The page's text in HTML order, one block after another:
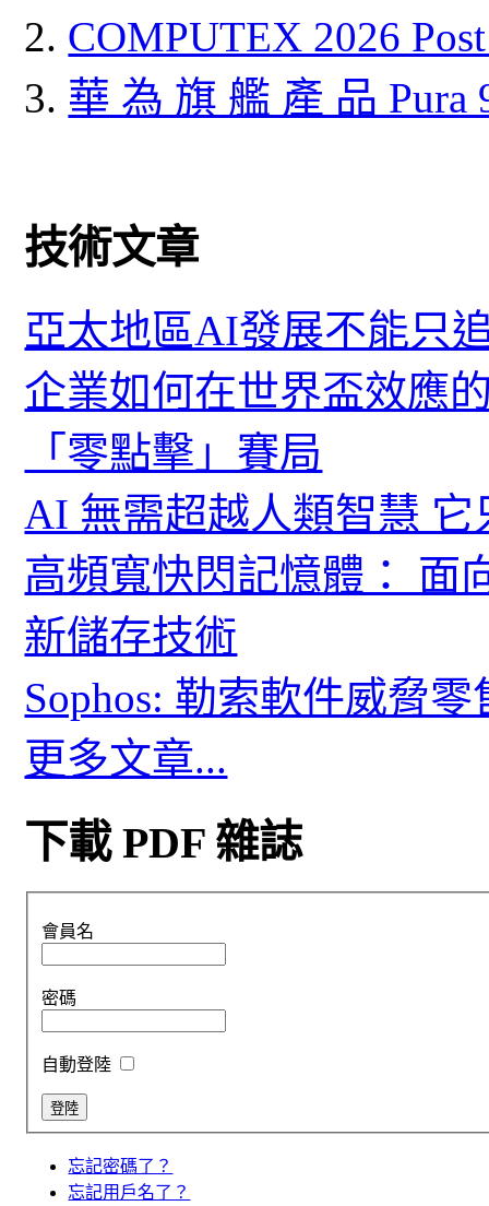
COMPUTEX 2026
華 為 旗 艦 產 品 Pura
技術文章
亞太地區AI發展不能只
企業如何在世界盃效應
「零點擊」賽局
AI 無需超越人類智慧
高頻寬快閃記憶體： 面
新儲存技術
Sophos: 勒索軟件威脅
更多文章...
下載 PDF 雜誌
會員名
密碼
自動登陸
忘記密碼了？
忘記用戶名了？